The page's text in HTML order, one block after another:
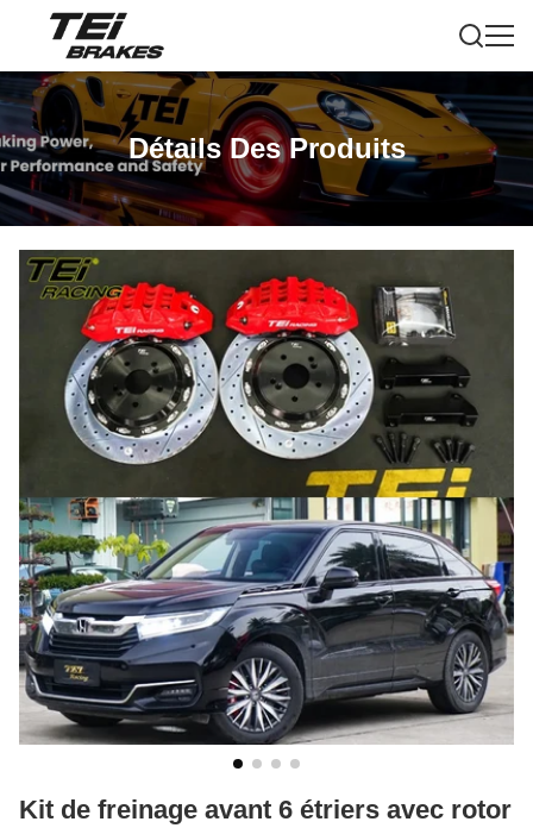
Détails Des Produits
Kit de freinage avant 6 étriers avec rotor